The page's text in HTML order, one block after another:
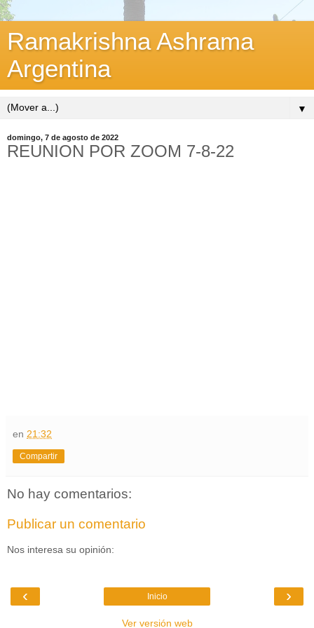
Ramakrishna Ashrama
Argentina
▼
domingo, 7 de agosto de 2022
REUNION POR ZOOM 7-8-22
en 21:32
Compartir
No hay comentarios:
Publicar un comentario
Nos interesa su opinión:
‹ ›
Inicio
Ver versión web